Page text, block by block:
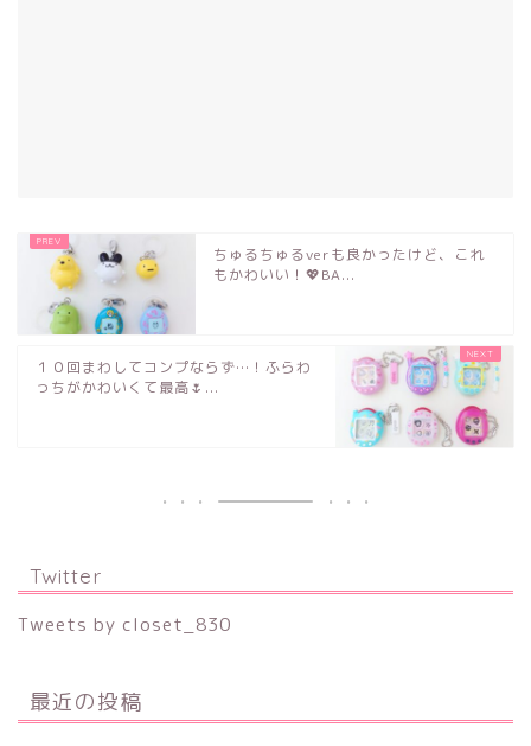
ちゅるちゅるverも良かったけど、これ
もかわいい！💖BA...
１０回まわしてコンプならず…！ふらわ
っちがかわいくて最高🌷...
Twitter
Tweets by closet_830
最近の投稿